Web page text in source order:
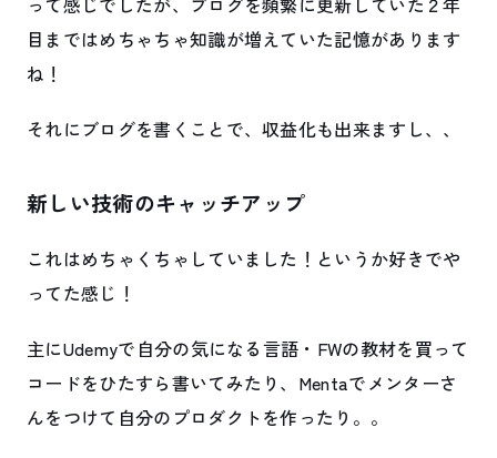
目まではめちゃちゃ知識が増えていた記憶があります
ね！
それにブログを書くことで、収益化も出来ますし、、
新しい技術のキャッチアップ
これはめちゃくちゃしていました！というか好きでや
ってた感じ！
主にUdemyで自分の気になる言語・FWの教材を買って
コードをひたすら書いてみたり、Mentaでメンターさ
んをつけて自分のプロダクトを作ったり。。